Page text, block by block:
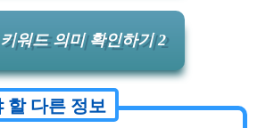
키워드 의미 확인하기 2